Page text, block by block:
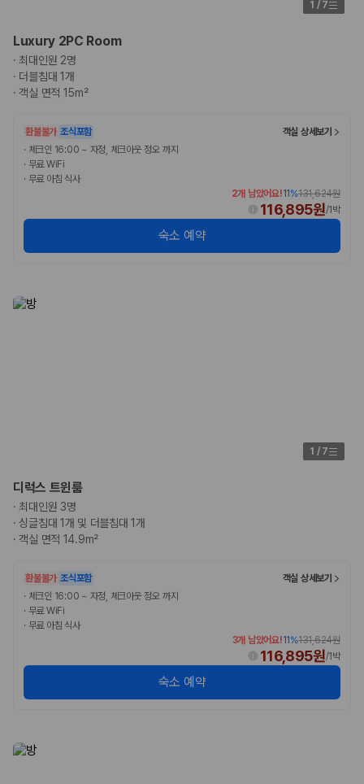
카모아 사이트맵
1 / 7
Luxury 2PC Room
· 최대인원 2명
· 더블침대 1개
·객실 면적 15m²
환불불가 조식포함
객실 상세보기
· 체크인 16:00 ~ 자정, 체크아웃 정오 까지
· 무료 WiFi
· 무료 아침 식사
2개 남았어요!11 %131,624원
116,895원/1박
숙소 예약
1 / 7
디럭스 트윈룸
· 최대인원 3명
·싱글침대 1개 및 더블침대 1개
·객실 면적 14.9m²
환불불가 조식포함
객실 상세보기
· 체크인 16:00 ~ 자정, 체크아웃 정오 까지
· 무료 WiFi
· 무료 아침 식사
3개 남았어요!11 %131,624원
116,895원/1박
숙소 예약